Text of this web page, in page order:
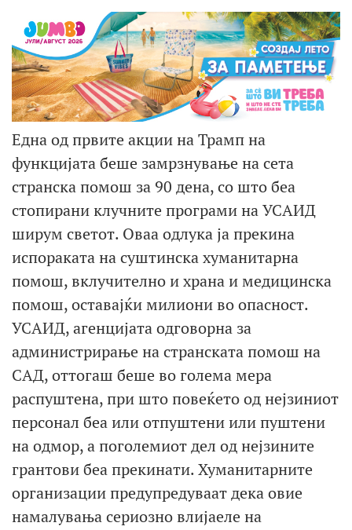
Една од првите акции на Трамп на
функцијата беше замрзнување на сета
странска помош за 90 дена, со што беа
стопирани клучните програми на УСАИД
ширум светот. Оваа одлука ја прекина
испораката на суштинска хуманитарна
помош, вклучително и храна и медицинска
помош, оставајќи милиони во опасност.
УСАИД, агенцијата одговорна за
администрирање на странската помош на
САД, оттогаш беше во голема мера
распуштена, при што повеќето од нејзиниот
персонал беа или отпуштени или пуштени
на одмор, а поголемиот дел од нејзините
грантови беа прекинати. Хуманитарните
организации предупредуваат дека овие
намалувања сериозно влијаеле на